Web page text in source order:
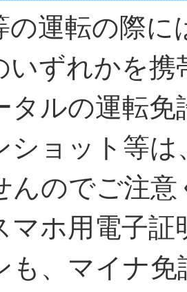
の運転の際
いずれかを
タルの運転
ショット等
んのでご注意
マホ用電子
も、マイナ